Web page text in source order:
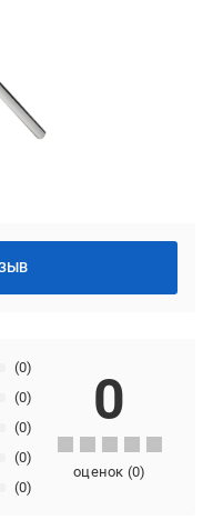
(0)
(0)
(0)
(0)
(0)
0
оценок (0)